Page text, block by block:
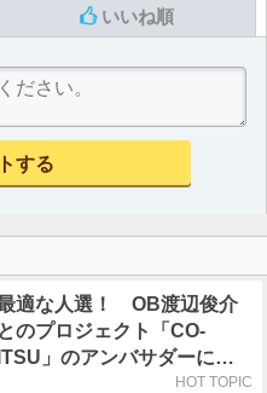
いいね順
最適な人選！ OB渡辺俊介
のプロジェクト「CO-
」のアンバサダーに就
HOT TOPIC